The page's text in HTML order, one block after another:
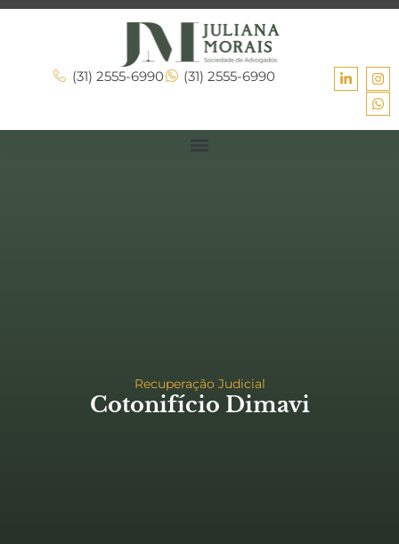
(31) 2555-6990 (31) 2555-6990
Recuperação Judicial
Cotonifício Dimavi